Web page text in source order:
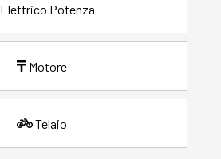
Elettrico Potenza
Motore
Telaio